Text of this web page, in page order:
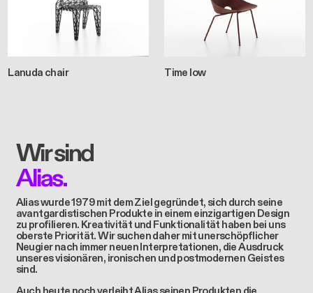
Lanuda chair Time low
Wir sind
Alias.
Alias wurde 1979 mit dem Ziel gegründet, sich durch seine
avantgardistischen Produkte in einem einzigartigen Design
zu profilieren. Kreativität und Funktionalität haben bei uns
oberste Priorität. Wir suchen daher mit unerschöpflicher
Neugier nach immer neuen Interpretationen, die Ausdruck
unseres visionären, ironischen und postmodernen Geistes
sind.